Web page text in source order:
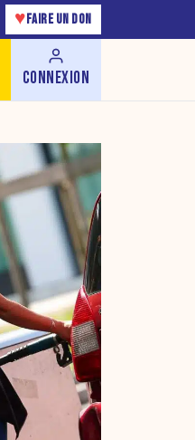
♥ FAIRE UN DON
CONNEXION